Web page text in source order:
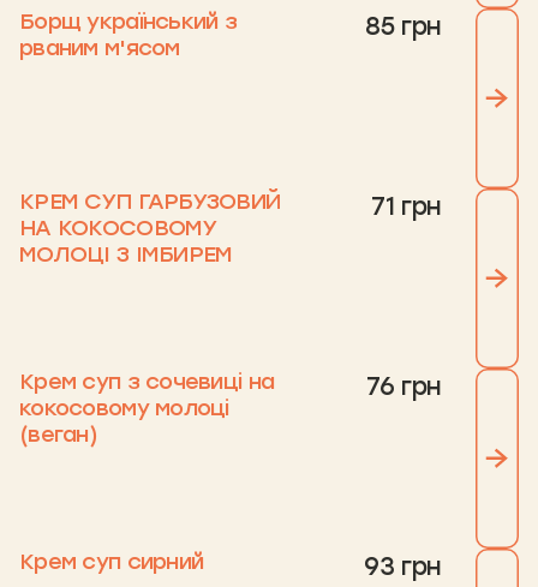
Борщ український з
рваним м'ясом
85 грн
КРЕМ СУП ГАРБУЗОВИЙ
НА КОКОСОВОМУ
МОЛОЦІ З ІМБИРЕМ
71 грн
Крем суп з сочевиці на
кокосовому молоці
(веган)
76 грн
Крем суп сирний 93 грн